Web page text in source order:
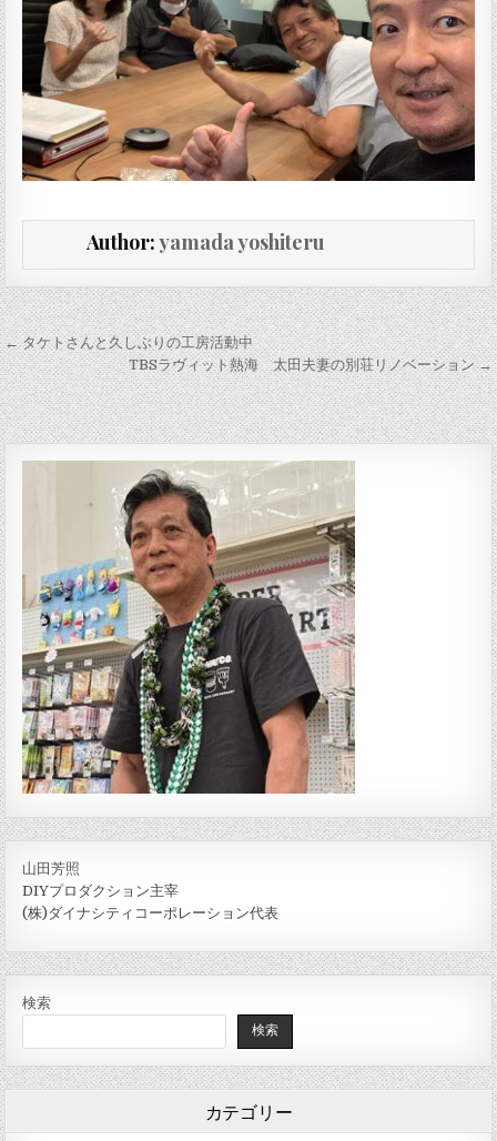
Author:yamada yoshiteru
投稿ナビゲーション
← タケトさんと久しぶりの工房活動中
TBSラヴィット熱海 太田夫妻の別荘リノベーション →
山田芳照
DIYプロダクション主宰
(株)ダイナシティコーポレーション代表
検索
検索
カテゴリー